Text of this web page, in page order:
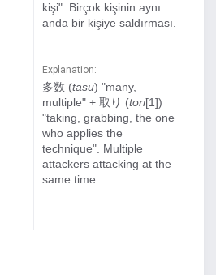
kişi". Birçok kişinin aynı
anda bir kişiye saldırması.
Explanation:
多数 (tasū) "many,
multiple" + 取り (tori[1])
"taking, grabbing, the one
who applies the
technique". Multiple
attackers attacking at the
same time.